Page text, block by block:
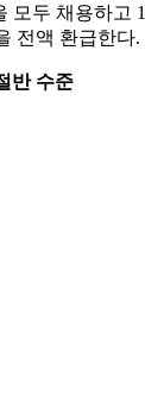
모두 채용하고 1
전액 환급한다.
반 수준